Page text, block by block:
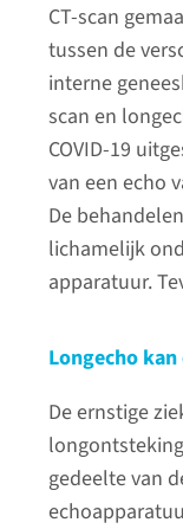
CT-scan
tussen de
interne
scan en
COVID-19
van een echo
De
lichamelijk
apparatuur.
Longecho
De ernstige
gedeelte van